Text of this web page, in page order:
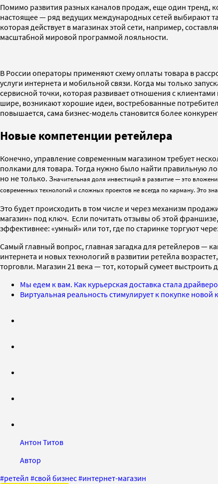
Помимо развития разных каналов продаж, еще один тренд,
настоящее — ряд ведущих международных сетей выбирают
которая действует в магазинах этой сети, например,
масштабной мировой программой лояльности.
В России операторы применяют схему оплаты товара в
услуги интернета и мобильной связи. Когда мы только
сервисной точки, которая развивает отношения с
шире, возникают хорошие идеи, востребованные
повышается, сама бизнес-модель становится более
Новые компетенции ретейлера
Конечно, управление современным магазином требует
полками для товара. Тогда нужно было найти правильную
но не только. Значительная доля инвестиций в развитие — это
современных технологий и сложных проектов не всегда по карману. Это
Это будет происходить в том числе и через механизм
магазин» под ключ. Если почитать отзывы об этой
эффективнее: «умный» или тот, где по старинке торгуют
Самый главный вопрос, главная загадка для ретейлеров —
интернета и новых технологий в развитии ретейла
торговли. Магазин 21 века — тот, который сумеет
Мы едем к вам. Как курьерская доставка стала
Виртуальная реальность стимулирует к покупке
Антон Титов
Автор
#ретейл #свой бизнес#интернет-магазин